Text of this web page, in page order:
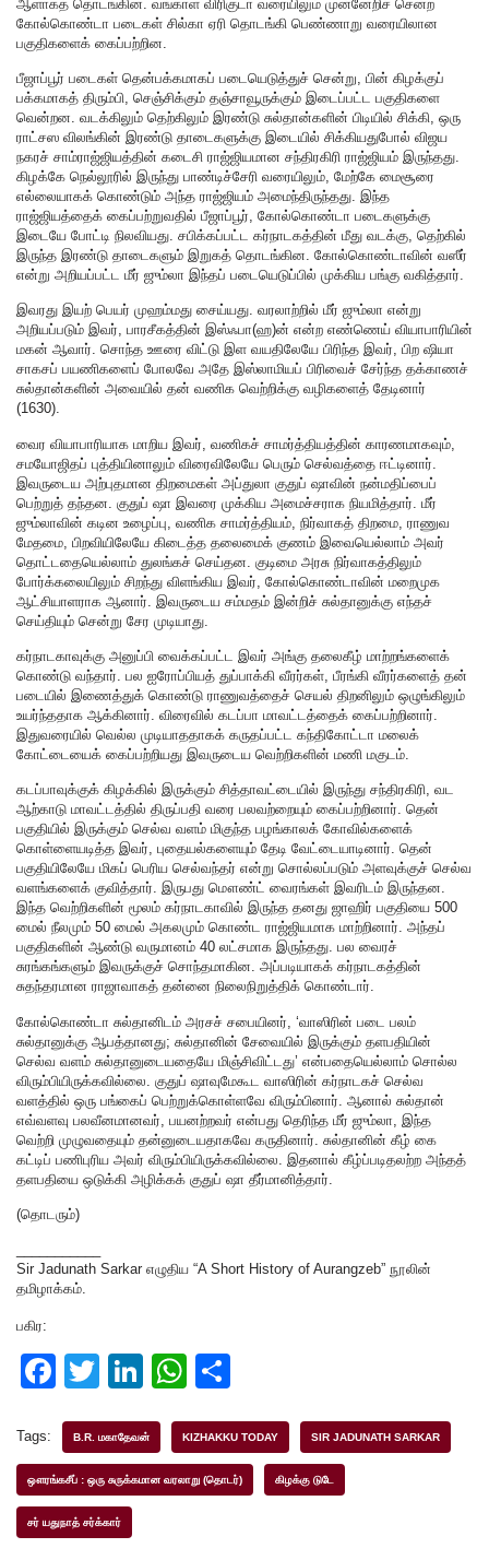
ஆளாகத் தொடங்கின. வங்காள விரிகுடா வரையிலும் முன்னேறிச் சென்ற
கோல்கொண்டா படைகள் சில்கா ஏரி தொடங்கி பெண்ணாறு வரையிலான
பகுதிகளைக் கைப்பற்றின.
பீஜாப்பூர் படைகள் தென்பக்கமாகப் படையெடுத்துச் சென்று, பின் கிழக்குப்
பக்கமாகத் திரும்பி, செஞ்சிக்கும் தஞ்சாவூருக்கும் இடைப்பட்ட பகுதிகளை
வென்றன. வடக்கிலும் தெற்கிலும் இரண்டு சுல்தான்களின் பிடியில் சிக்கி, ஒரு
ராட்சஸ விலங்கின் இரண்டு தாடைகளுக்கு இடையில் சிக்கியதுபோல் விஜய
நகரச் சாம்ராஜ்ஜியத்தின் கடைசி ராஜ்ஜியமான சந்திரகிரி ராஜ்ஜியம் இருந்தது.
கிழக்கே நெல்லூரில் இருந்து பாண்டிச்சேரி வரையிலும், மேற்கே மைசூரை
எல்லையாகக் கொண்டும் அந்த ராஜ்ஜியம் அமைந்திருந்தது. இந்த
ராஜ்ஜியத்தைக் கைப்பற்றுவதில் பீஜாப்பூர், கோல்கொண்டா படைகளுக்கு
இடையே போட்டி நிலவியது. சபிக்கப்பட்ட கர்நாடகத்தின் மீது வடக்கு, தெற்கில்
இருந்த இரண்டு தாடைகளும் இறுகத் தொடங்கின. கோல்கொண்டாவின் வஸீர்
என்று அறியப்பட்ட மீர் ஜும்லா இந்தப் படையெடுப்பில் முக்கிய பங்கு வகித்தார்.
இவரது இயற் பெயர் முஹம்மது சைய்யது. வரலாற்றில் மீர் ஜும்லா என்று
அறியப்படும் இவர், பாரசீகத்தின் இஸ்ஃபா(ஹ)ன் என்ற எண்ணெய் வியாபாரியின்
மகன் ஆவார். சொந்த ஊரை விட்டு இள வயதிலேயே பிரிந்த இவர், பிற ஷியா
சாகசப் பயணிகளைப் போலவே அதே இஸ்லாமியப் பிரிவைச் சேர்ந்த தக்காணச்
சுல்தான்களின் அவையில் தன் வணிக வெற்றிக்கு வழிகளைத் தேடினார்
(1630).
வைர வியாபாரியாக மாறிய இவர், வணிகச் சாமர்த்தியத்தின் காரணமாகவும்,
சமயோஜிதப் புத்தியினாலும் விரைவிலேயே பெரும் செல்வத்தை ஈட்டினார்.
இவருடைய அற்புதமான திறமைகள் அப்துலா குதுப் ஷாவின் நன்மதிப்பைப்
பெற்றுத் தந்தன. குதுப் ஷா இவரை முக்கிய அமைச்சராக நியமித்தார். மீர்
ஜும்லாவின் கடின உழைப்பு, வணிக சாமர்த்தியம், நிர்வாகத் திறமை, ராணுவ
மேதமை, பிறவியிலேயே கிடைத்த தலைமைக் குணம் இவையெல்லாம் அவர்
தொட்டதையெல்லாம் துலங்கச் செய்தன. குடிமை அரசு நிர்வாகத்திலும்
போர்க்கலையிலும் சிறந்து விளங்கிய இவர், கோல்கொண்டாவின் மறைமுக
ஆட்சியாளராக ஆனார். இவருடைய சம்மதம் இன்றிச் சுல்தானுக்கு எந்தச்
செய்தியும் சென்று சேர முடியாது.
கர்நாடகாவுக்கு அனுப்பி வைக்கப்பட்ட இவர் அங்கு தலைகீழ் மாற்றங்களைக்
கொண்டு வந்தார். பல ஐரோப்பியத் துப்பாக்கி வீரர்கள், பீரங்கி வீரர்களைத் தன்
படையில் இணைத்துக் கொண்டு ராணுவத்தைச் செயல் திறனிலும் ஒழுங்கிலும்
உயர்ந்ததாக ஆக்கினார். விரைவில் கடப்பா மாவட்டத்தைக் கைப்பற்றினார்.
இதுவரையில் வெல்ல முடியாததாகக் கருதப்பட்ட கந்திகோட்டா மலைக்
கோட்டையைக் கைப்பற்றியது இவருடைய வெற்றிகளின் மணி மகுடம்.
கடப்பாவுக்குக் கிழக்கில் இருக்கும் சித்தாவட்டையில் இருந்து சந்திரகிரி, வட
ஆற்காடு மாவட்டத்தில் திருப்பதி வரை பலவற்றையும் கைப்பற்றினார். தென்
பகுதியில் இருக்கும் செல்வ வளம் மிகுந்த பழங்காலக் கோவில்களைக்
கொள்ளையடித்த இவர், புதையல்களையும் தேடி வேட்டையாடினார். தென்
பகுதியிலேயே மிகப் பெரிய செல்வந்தர் என்று சொல்லப்படும் அளவுக்குச் செல்வ
வளங்களைக் குவித்தார். இருபது மௌண்ட் வைரங்கள் இவரிடம் இருந்தன.
இந்த வெற்றிகளின் மூலம் கர்நாடகாவில் இருந்த தனது ஜாஹிர் பகுதியை 500
மைல் நீலமும் 50 மைல் அகலமும் கொண்ட ராஜ்ஜியமாக மாற்றினார். அந்தப்
பகுதிகளின் ஆண்டு வருமானம் 40 லட்சமாக இருந்தது. பல வைரச்
சுரங்கங்களும் இவருக்குச் சொந்தமாகின. அப்படியாகக் கர்நாடகத்தின்
சுதந்தரமான ராஜாவாகத் தன்னை நிலைநிறுத்திக் கொண்டார்.
கோல்கொண்டா சுல்தானிடம் அரசச் சபையினர், ‘வாஸிரின் படை பலம்
சுல்தானுக்கு ஆபத்தானது; சுல்தானின் சேவையில் இருக்கும் தளபதியின்
செல்வ வளம் சுல்தானுடையதையே மிஞ்சிவிட்டது’ என்பதையெல்லாம் சொல்ல
விரும்பியிருக்கவில்லை. குதுப் ஷாவுமேகூட வாஸிரின் கர்நாடகச் செல்வ
வளத்தில் ஒரு பங்கைப் பெற்றுக்கொள்ளவே விரும்பினார். ஆனால் சுல்தான்
எவ்வளவு பலவீனமானவர், பயனற்றவர் என்பது தெரிந்த மீர் ஜும்லா, இந்த
வெற்றி முழுவதையும் தன்னுடையதாகவே கருதினார். சுல்தானின் கீழ் கை
கட்டிப் பணிபுரிய அவர் விரும்பியிருக்கவில்லை. இதனால் கீழ்ப்படிதலற்ற அந்தத்
தளபதியை ஒடுக்கி அழிக்கக் குதுப் ஷா தீர்மானித்தார்.
(தொடரும்)
Sir Jadunath Sarkar எழுதிய “A Short History of Aurangzeb” நூலின்
தமிழாக்கம்.
பகிர:
F
c
e
b
o
T
tt
er
Li
k
e
W
at
s
ar
e
Tags: B.R. மகாதேவன் KIZHAKKU TODAY SIR JADUNATH SARKAR
ஔரங்கசீப் : ஒரு சுருக்கமான வரலாறு (தொடர்) கிழக்கு டுடே
சர் யதுநாத் சர்க்கார்